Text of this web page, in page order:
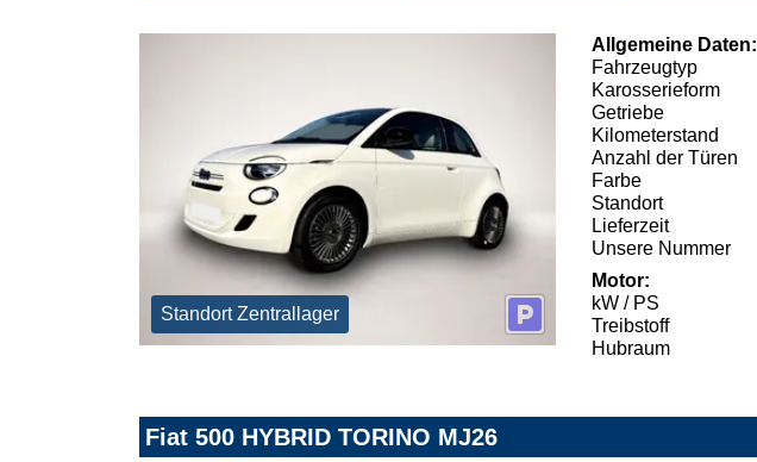
Standort Zentrallager
Allgemeine Daten:
Fahrzeugtyp
Karosserieform
Getriebe
Kilometerstand
Anzahl der Türen
Farbe
Standort
Lieferzeit
Unsere Nummer
Motor:
kW / PS
Treibstoff
Hubraum
Fiat 500 HYBRID TORINO MJ26